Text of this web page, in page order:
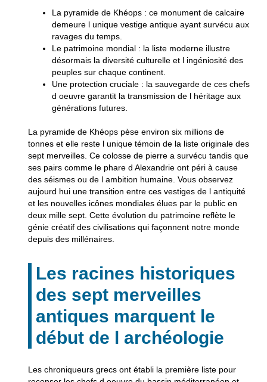
La pyramide de Khéops: ce monument de calcaire
demeure l unique vestige antique ayant survécu aux
ravages du temps.
Le patrimoine mondial: la liste moderne illustre
désormais la diversité culturelle et l ingéniosité des
peuples sur chaque continent.
Une protection cruciale: la sauvegarde de ces chefs
d oeuvre garantit la transmission de l héritage aux
générations futures.
La pyramide de Khéops pèse environ six millions de
tonnes et elle reste l unique témoin de la liste originale des
sept merveilles. Ce colosse de pierre a survécu tandis que
ses pairs comme le phare d Alexandrie ont péri à cause
des séismes ou de l ambition humaine. Vous observez
aujourd hui une transition entre ces vestiges de l antiquité
et les nouvelles icônes mondiales élues par le public en
deux mille sept. Cette évolution du patrimoine reflète le
génie créatif des civilisations qui façonnent notre monde
depuis des millénaires.
Les racines historiques
des sept merveilles
antiques marquent le
début de l archéologie
Les chroniqueurs grecs ont établi la première liste pour